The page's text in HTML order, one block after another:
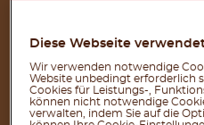
450 ml
15 ml Öl (zum
1 EL nutella®
Diese Webseite
Wir verwenden notwendige
Website unbedingt erforderlich
Cookies für Leistungs-,
können nicht notwendige
verwalten, indem Sie auf die